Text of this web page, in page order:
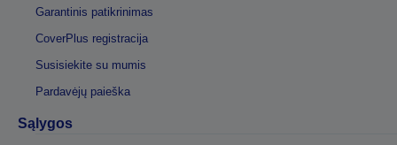
Garantinis patikrinimas
CoverPlus registracija
Susisiekite su mumis
Pardavėjų paieška
Sąlygos